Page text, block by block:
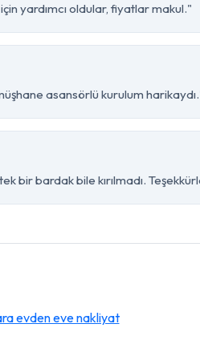
yardımcı oldular, fiyatlar makul."
asansörlü kurulum
bir bardak bile kırılmadı.
evden eve nakliyat